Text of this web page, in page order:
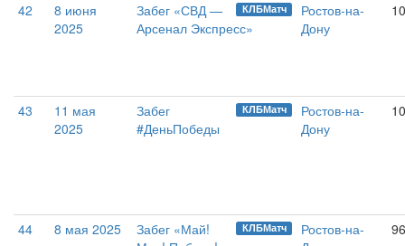
42
8 июня
2025
КЛБМатч
Забег «СВД —
Арсенал Экспресс»
Ростов-на-
Дону
43
11 мая
2025
КЛБМатч
Забег
#ДеньПобеды
Ростов-на-
Дону
44 8 мая 2025 КЛБМатч
Забег «Май!
Ростов-на-